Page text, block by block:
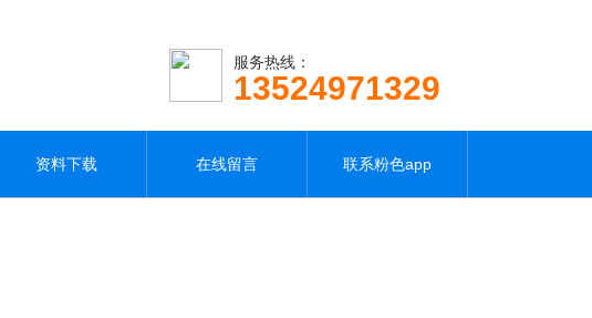
服务热线：
13524971329
资料下载 在线留言 联系粉色app